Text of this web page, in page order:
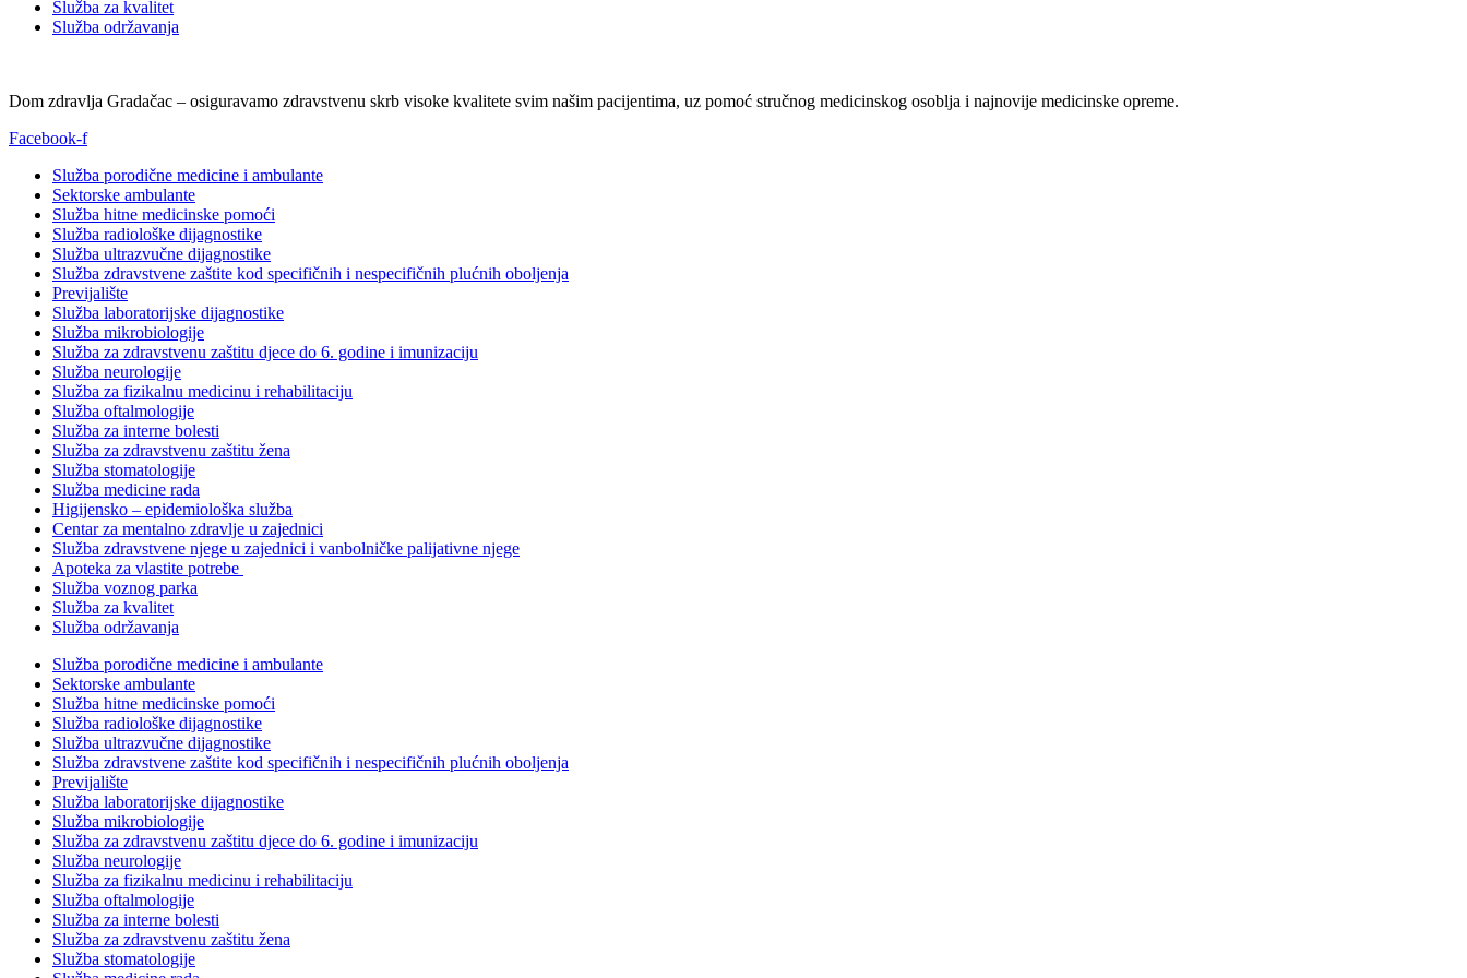
Služba za kvalitet
Služba održavanja
Dom zdravlja Gradačac – osiguravamo zdravstvenu skrb visoke kvalitete svim našim pacijentima, uz pomoć stručnog medicinskog osoblja i najnovije medicinske opreme.
Facebook-f
Služba porodične medicine i ambulante
Sektorske ambulante
Služba hitne medicinske pomoći
Služba radiološke dijagnostike
Služba ultrazvučne dijagnostike
Služba zdravstvene zaštite kod specifičnih i nespecifičnih plućnih oboljenja
Previjalište
Služba laboratorijske dijagnostike
Služba mikrobiologije
Služba za zdravstvenu zaštitu djece do 6. godine i imunizaciju
Služba neurologije
Služba za fizikalnu medicinu i rehabilitaciju
Služba oftalmologije
Služba za interne bolesti
Služba za zdravstvenu zaštitu žena
Služba stomatologije
Služba medicine rada
Higijensko – epidemiološka služba
Centar za mentalno zdravlje u zajednici
Služba zdravstvene njege u zajednici i vanbolničke palijativne njege
Apoteka za vlastite potrebe
Služba voznog parka
Služba za kvalitet
Služba održavanja
Služba porodične medicine i ambulante
Sektorske ambulante
Služba hitne medicinske pomoći
Služba radiološke dijagnostike
Služba ultrazvučne dijagnostike
Služba zdravstvene zaštite kod specifičnih i nespecifičnih plućnih oboljenja
Previjalište
Služba laboratorijske dijagnostike
Služba mikrobiologije
Služba za zdravstvenu zaštitu djece do 6. godine i imunizaciju
Služba neurologije
Služba za fizikalnu medicinu i rehabilitaciju
Služba oftalmologije
Služba za interne bolesti
Služba za zdravstvenu zaštitu žena
Služba stomatologije